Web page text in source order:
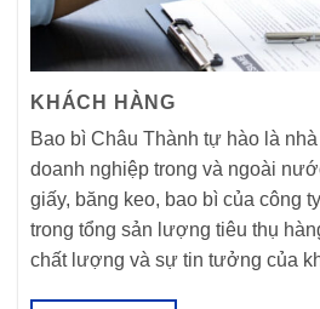
KHÁCH HÀNG
Bao bì Châu Thành tự hào là
doanh nghiệp trong và ngoài
giấy, băng keo, bao bì của công
trong tổng sản lượng tiêu thụ
chất lượng và sự tin tưởng của